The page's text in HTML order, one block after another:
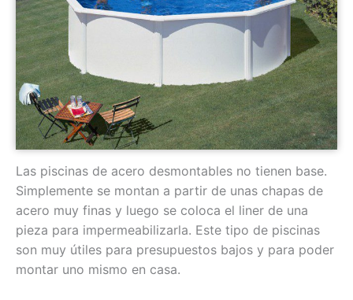
Las piscinas de acero desmontables no tienen base.
Simplemente se montan a partir de unas chapas de
acero muy finas y luego se coloca el liner de una
pieza para impermeabilizarla. Este tipo de piscinas
son muy útiles para presupuestos bajos y para poder
montar uno mismo en casa.